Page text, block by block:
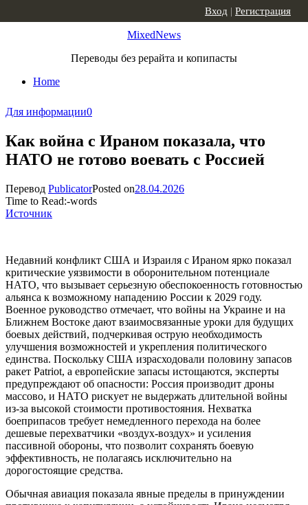
MixedNews
Переводы без рерайта и копипасты
Home
Вход | Регистрация
Для информации0
Как война с Ираном показала, что
НАТО не готово воевать с Россией
Перевод PublicatorPosted on28.04.2026
Time to Read:-words
Источник
Недавний конфликт США и Израиля с Ираном ярко показал
критические уязвимости в оборонительном потенциале
НАТО, что вызывает серьезную обеспокоенность готовностью
альянса к возможному нападению России к 2029 году.
Военное руководство отмечает, что войны на Украине и на
Ближнем Востоке дают взаимосвязанные уроки для будущих
боевых действий, подчеркивая острую необходимость
улучшения возможностей и укрепления политического
единства. Поскольку США израсходовали половину запасов
ракет Patriot, а европейские запасы истощаются, эксперты
предупреждают об опасности: Россия производит дроны
массово, и НАТО рискует не выдержать длительной войны
из-за высокой стоимости противостояния. Нехватка
боеприпасов требует немедленного перехода на более
дешевые перехватчики «воздух-воздух» и усиления
пассивной обороны, что позволит сохранять боевую
эффективность, не полагаясь исключительно на
дорогостоящие средства.
Обычная авиация показала явные пределы в принуждении